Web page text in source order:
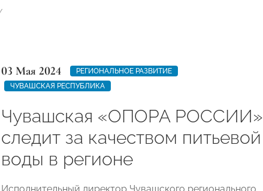
03 Мая 2024
РЕГИОНАЛЬНОЕ РАЗВИТИЕ
ЧУВАШСКАЯ РЕСПУБЛИКА
Чувашская «ОПОРА РОССИИ»
следит за качеством питьевой
воды в регионе